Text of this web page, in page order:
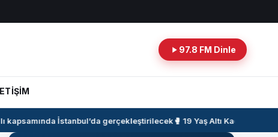
97.8 FM Dinle
İstanbul’da gerçekleştirilecek🥊 19 Yaş Altı Kadın Milli